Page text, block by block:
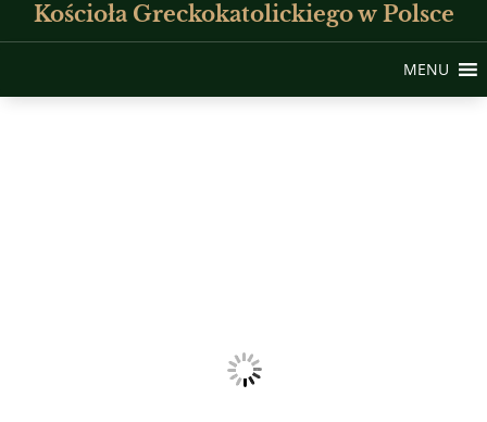
Kościoła Greckokatolickiego w Polsce
MENU